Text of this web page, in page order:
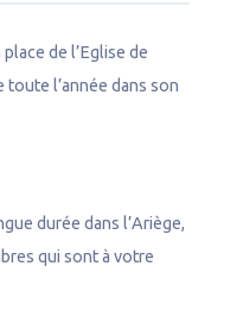
de l’Eglise de
l’année dans son
durée dans l’Ariège,
qui sont à votre